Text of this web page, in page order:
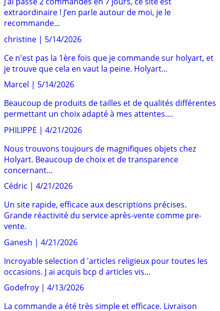
extraordinaire ! J’en parle autour de moi, je le
recommande...
christine | 5/14/2026
Ce n'est pas la 1ère fois que je commande sur holyart, et
je trouve que cela en vaut la peine. Holyart...
Marcel | 5/14/2026
Beaucoup de produits de tailles et de qualités différentes
permettant un choix adapté à mes attentes....
PHILIPPE | 4/21/2026
Nous trouvons toujours de magnifiques objets chez
Holyart. Beaucoup de choix et de transparence
concernant...
Cédric | 4/21/2026
Un site rapide, efficace aux descriptions précises.
Grande réactivité du service après-vente comme pre-
vente.
Ganesh | 4/21/2026
Incroyable selection d 'articles religieux pour toutes les
occasions. J ai acquis bcp d articles vis...
Godefroy | 4/13/2026
La commande a été très simple et efficace. Livraison